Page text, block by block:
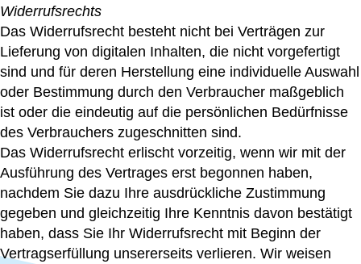
Widerrufsrechts
Das Widerrufsrecht besteht nicht bei Verträgen zur
Lieferung von digitalen Inhalten, die nicht vorgefertigt
sind und für deren Herstellung eine individuelle Auswahl
oder Bestimmung durch den Verbraucher maßgeblich
ist oder die eindeutig auf die persönlichen Bedürfnisse
des Verbrauchers zugeschnitten sind.
Das Widerrufsrecht erlischt vorzeitig, wenn wir mit der
Ausführung des Vertrages erst begonnen haben,
nachdem Sie dazu Ihre ausdrückliche Zustimmung
gegeben und gleichzeitig Ihre Kenntnis davon bestätigt
haben, dass Sie Ihr Widerrufsrecht mit Beginn der
Vertragserfüllung unsererseits verlieren. Wir weisen